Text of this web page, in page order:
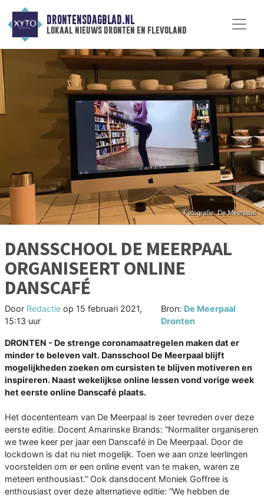
DRONTENSDAGBLAD.NL
lokaal nieuws dronten en flevoland
DANSSCHOOL DE MEERPAAL
ORGANISEERT ONLINE
DANSCAFÉ
Door Redactie op 15 februari 2021,
15:13 uur
Bron: De Meerpaal
Dronten
DRONTEN - De strenge coronamaatregelen maken dat er
minder te beleven valt. Dansschool De Meerpaal blijft
mogelijkheden zoeken om cursisten te blijven motiveren en
inspireren. Naast wekelijkse online lessen vond vorige week
het eerste online Danscafé plaats.
Het docententeam van De Meerpaal is zeer tevreden over deze
eerste editie. Docent Amarinske Brands: “Normaliter organiseren
we twee keer per jaar een Danscafé in De Meerpaal. Door de
lockdown is dat nu niet mogelijk. Toen we aan onze leerlingen
voorstelden om er een online event van te maken, waren ze
meteen enthousiast.” Ook dansdocent Moniek Goffree is
enthousiast over deze alternatieve editie: “We hebben de